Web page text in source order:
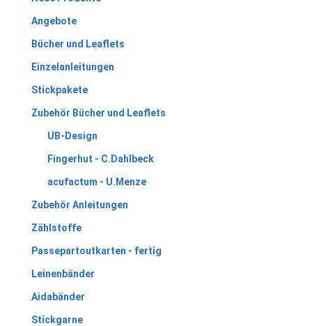
Angebote
Bücher und Leaflets
Einzelanleitungen
Stickpakete
Zubehör Bücher und Leaflets
UB-Design
Fingerhut - C.Dahlbeck
acufactum - U.Menze
Zubehör Anleitungen
Zählstoffe
Passepartoutkarten - fertig
Leinenbänder
Aidabänder
Stickgarne